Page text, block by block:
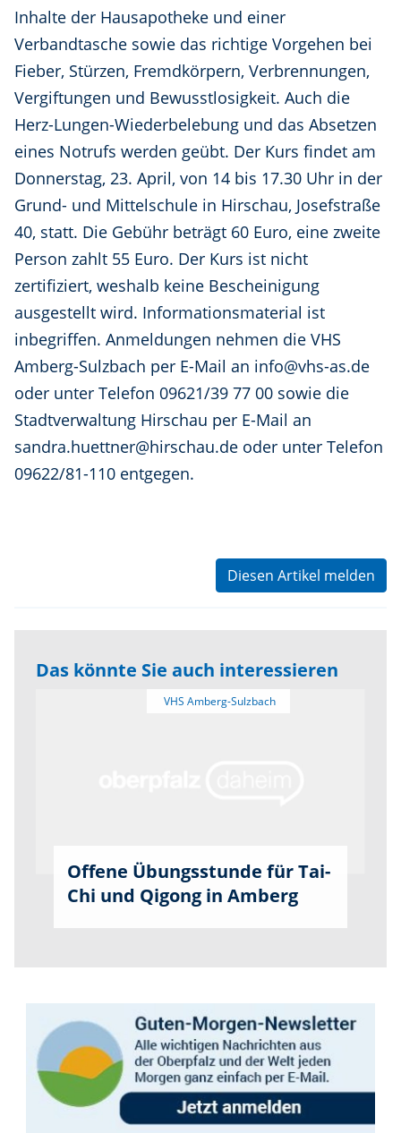
Inhalte der Hausapotheke und einer
Verbandtasche sowie das richtige Vorgehen bei
Fieber, Stürzen, Fremdkörpern, Verbrennungen,
Vergiftungen und Bewusstlosigkeit. Auch die
Herz-Lungen-Wiederbelebung und das Absetzen
eines Notrufs werden geübt. Der Kurs findet am
Donnerstag, 23. April, von 14 bis 17.30 Uhr in der
Grund- und Mittelschule in Hirschau, Josefstraße
40, statt. Die Gebühr beträgt 60 Euro, eine zweite
Person zahlt 55 Euro. Der Kurs ist nicht
zertifiziert, weshalb keine Bescheinigung
ausgestellt wird. Informationsmaterial ist
inbegriffen. Anmeldungen nehmen die VHS
Amberg-Sulzbach per E-Mail an info@vhs-as.de
oder unter Telefon 09621/39 77 00 sowie die
Stadtverwaltung Hirschau per E-Mail an
sandra.huettner@hirschau.de oder unter Telefon
09622/81-110 entgegen.
Diesen Artikel melden
Das könnte Sie auch interessieren
Offene Übungsstunde für Tai-
Chi und Qigong in Amberg